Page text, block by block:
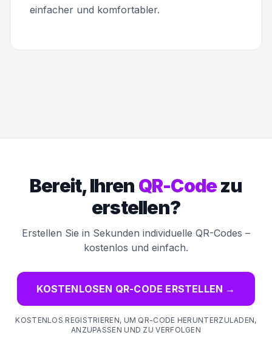
einfacher und komfortabler.
Bereit, Ihren QR-Codezu
erstellen?
Erstellen Sie in Sekunden individuelle QR-Codes –
kostenlos und einfach.
KOSTENLOSEN QR-CODE ERSTELLEN →
KOSTENLOS REGISTRIEREN, UM QR-CODE HERUNTERZULADEN,
ANZUPASSEN UND ZU VERFOLGEN